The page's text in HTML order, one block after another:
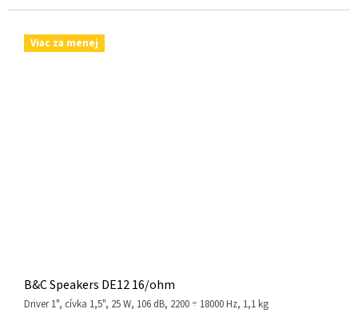
Viac za menej
B&C Speakers DE12 16/ohm
driver 1", cívka 1,5", 25 W, 106 dB, 2200 ÷ 18000 Hz, 1,1 kg